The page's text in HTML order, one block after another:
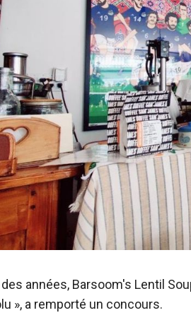
des années, Barsoom's Lentil
», a remporté un concours.